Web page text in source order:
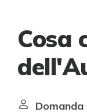
Cosa
Domanda